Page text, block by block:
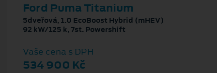
Ford Puma Titanium
5dveřová, 1.0 EcoBoost Hybrid (mHEV)
92 kW/125 k, 7st. Powershift
Vaše cena s DPH
534 900 Kč